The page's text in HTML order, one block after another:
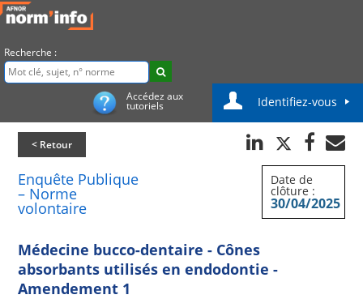
Recherche :
Accédez aux
tutoriels Identifiez-vous
< Retour
Enquête Publique
– Norme
volontaire
Date de
clôture :
30/04/2025
Médecine bucco-dentaire - Cônes
absorbants utilisés en endodontie -
Amendement 1